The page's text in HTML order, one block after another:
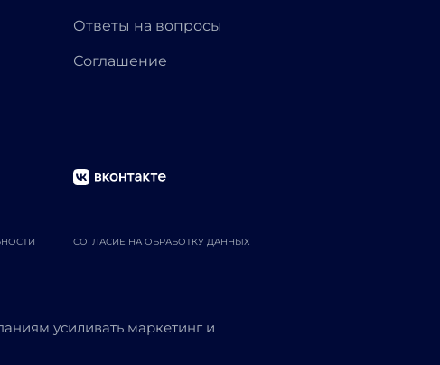
Ответы на вопросы
Соглашение
СОГЛАСИЕ НА ОБРАБОТКУ ДАННЫХ
усиливать маркетинг и